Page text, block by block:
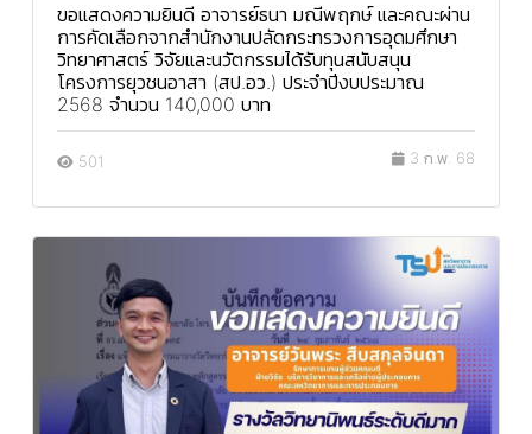
ขอแสดงความยินดี อาจารย์ธนา มณีพฤกษ์ และคณะผ่าน
การคัดเลือกจากสำนักงานปลัดกระทรวงการอุดมศึกษา
วิทยาศาสตร์ วิจัยและนวัตกรรมได้รับทุนสนับสนุน
โครงการยุวชนอาสา (สป.อว.) ประจำปีงบประมาณ
2568 จำนวน 140,000 บาท
501 3 ก.พ. 68